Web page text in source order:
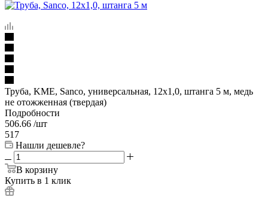
Труба, KME, Sanco, универсальная, 12x1,0, штанга 5 м, медь
не отожженная (твердая)
Подробности
506.66 /шт
517
Нашли дешевле?
В корзину
Купить в 1 клик